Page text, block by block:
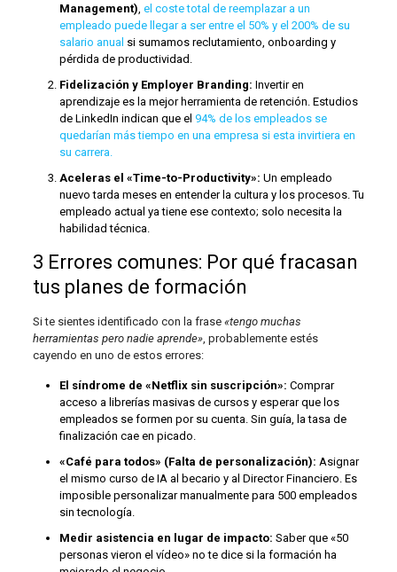
Management), el coste total de reemplazar a un
empleado puede llegar a ser entre el 50% y el 200% de su
salario anual si sumamos reclutamiento, onboarding y
pérdida de productividad.
Fidelización y Employer Branding: Invertir en
aprendizaje es la mejor herramienta de retención. Estudios
de LinkedIn indican que el 94% de los empleados se
quedarían más tiempo en una empresa si esta invirtiera en
su carrera.
Aceleras el «Time-to-Productivity»: Un empleado
nuevo tarda meses en entender la cultura y los procesos. Tu
empleado actual ya tiene ese contexto; solo necesita la
habilidad técnica.
3 Errores comunes: Por qué fracasan
tus planes de formación
Si te sientes identificado con la frase «tengo muchas
herramientas pero nadie aprende», probablemente estés
cayendo en uno de estos errores:
El síndrome de «Netflix sin suscripción»: Comprar
acceso a librerías masivas de cursos y esperar que los
empleados se formen por su cuenta. Sin guía, la tasa de
finalización cae en picado.
«Café para todos» (Falta de personalización): Asignar
el mismo curso de IA al becario y al Director Financiero. Es
imposible personalizar manualmente para 500 empleados
sin tecnología.
Medir asistencia en lugar de impacto: Saber que «50
personas vieron el vídeo» no te dice si la formación ha